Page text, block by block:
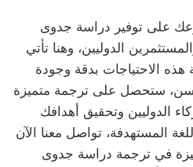
على توفير دراسة جدوى
الدوليين، وهنا تأتي
هذه الاحتياجات بدقة وجودة
ستحصل على ترجمة متميزة
الدوليين وتحقيق أهدافك
المستهدفة، تواصل معنا الآن
في ترجمة دراسة جدوى